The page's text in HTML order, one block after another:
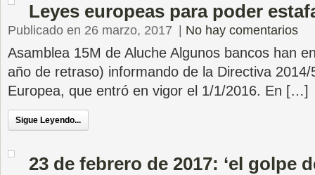
Leyes europeas para poder
Publicado en 26 marzo, 2017 No hay comentarios
Asamblea 15M de Aluche Algunos bancos han
año de retraso) informando de la Directiva 2014/
Europea, que entró en vigor el 1/1/2016. En […]
Sigue Leyendo...
23 de febrero de 2017: ‘el golpe